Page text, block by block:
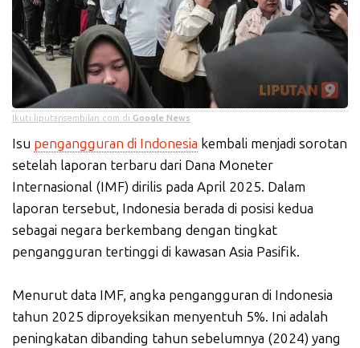
Ikuti liputansembilan.com di Google News
Isu pengangguran di Indonesia kembali menjadi sorotan
setelah laporan terbaru dari Dana Moneter
Internasional (IMF) dirilis pada April 2025. Dalam
laporan tersebut, Indonesia berada di posisi kedua
sebagai negara berkembang dengan tingkat
pengangguran tertinggi di kawasan Asia Pasifik.
Menurut data IMF, angka pengangguran di Indonesia
tahun 2025 diproyeksikan menyentuh 5%. Ini adalah
peningkatan dibanding tahun sebelumnya (2024) yang